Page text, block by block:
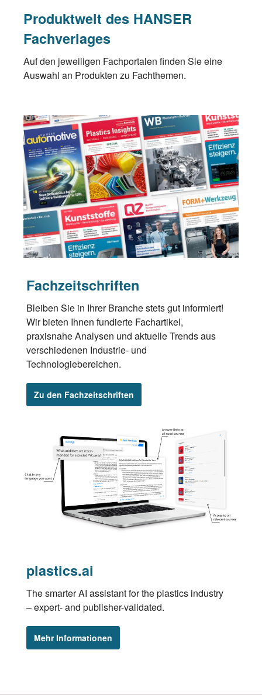
Produktwelt des HANSER
Fachverlages
Auf den jeweiligen Fachportalen finden Sie eine
Auswahl an Produkten zu Fachthemen.
Fachzeitschriften
Bleiben Sie in Ihrer Branche stets gut informiert!
Wir bieten Ihnen fundierte Fachartikel,
praxisnahe Analysen und aktuelle Trends aus
verschiedenen Industrie- und
Technologiebereichen.
Zu den Fachzeitschriften
plastics.ai
The smarter AI assistant for the plastics industry
– expert- and publisher-validated.
Mehr Informationen